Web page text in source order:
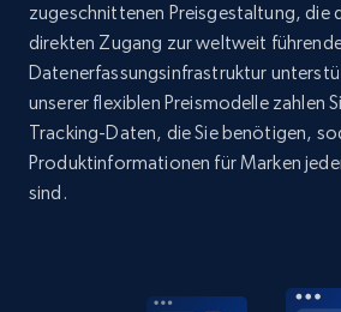
Home Depot US - Gather data
using specified keywords
URL, Domain, Country code,
Sku, Product id, Product name,
and more.
zugeschnittenen Preisgestaltung, die
direkten Zugang zur weltweit
Datenerfassungsinfrastruktur
unserer flexiblen Preismodelle zahlen
Tracking-Daten, die Sie benötigen,
Produktinformationen für Marken
sind.